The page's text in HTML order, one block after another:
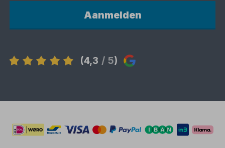
Aanmelden
(4,3 / 5)